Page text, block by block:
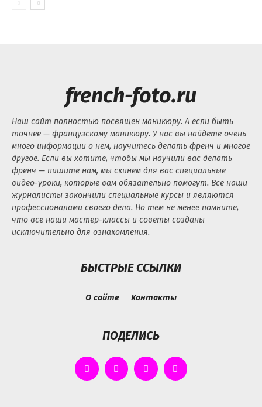
french-foto.ru
Наш сайт полностью посвящен маникюру. А если быть
точнее — французскому маникюру. У нас вы найдете очень
много информации о нем, научитесь делать френч и многое
другое. Если вы хотите, чтобы мы научили вас делать
френч — пишите нам, мы скинем для вас специальные
видео-уроки, которые вам обязательно помогут. Все наши
журналисты закончили специальные курсы и являются
профессионалами своего дела. Но тем не менее помните,
что все наши мастер-классы и советы созданы
исключительно для ознакомления.
БЫСТРЫЕ ССЫЛКИ
О сайте Контакты
ПОДЕЛИСЬ